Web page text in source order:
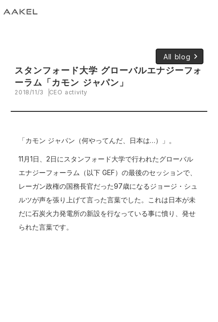
All blog keyboard_arrow_right
スタンフォード大学 グローバルエナジーフォ
ーラム「カモン ジャパン」
2018/11/3 CEO activity
「カモン ジャパン（何やってんだ、日本は…）」。
11月1日、2日にスタンフォード大学で行われたグローバル
エナジーフォーラム（以下 GEF）の最後のセッションで、
レーガン政権の国務長官だった97歳になるジョージ・シュ
ルツが声を張り上げて言った言葉でした。これは日本が未
だに石炭火力発電所の新設を行なっている事に憤り、発せ
られた言葉です。